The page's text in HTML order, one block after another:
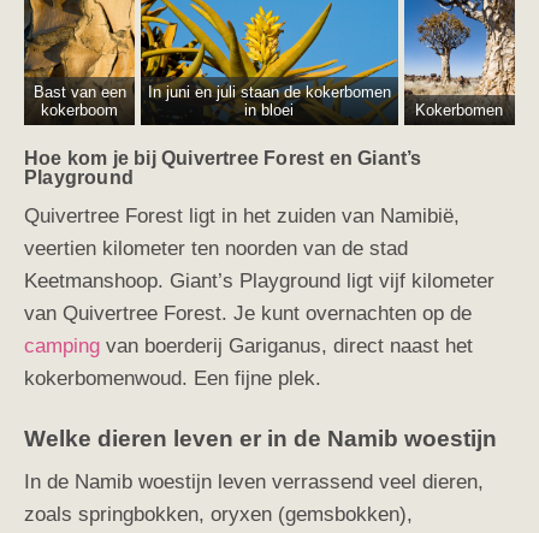
Bast van een
kokerboom
In juni en juli staan de kokerbomen
in bloei
Kokerbomen
Hoe kom je bij Quivertree Forest en Giant’s
Playground
Quivertree Forest ligt in het zuiden van Namibië,
veertien kilometer ten noorden van de stad
Keetmanshoop. Giant’s Playground ligt vijf kilometer
van Quivertree Forest. Je kunt overnachten op de
camping van boerderij Gariganus, direct naast het
kokerbomenwoud. Een fijne plek.
Welke dieren leven er in de Namib woestijn
In de Namib woestijn leven verrassend veel dieren,
zoals springbokken, oryxen (gemsbokken),